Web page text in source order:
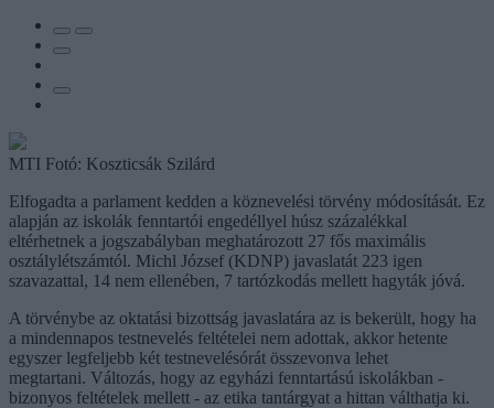
MTI Fotó: Koszticsák Szilárd
Elfogadta a parlament kedden a köznevelési törvény módosítását. Ez
alapján az iskolák fenntartói engedéllyel húsz százalékkal
eltérhetnek a jogszabályban meghatározott 27 fős maximális
osztálylétszámtól. Michl József (KDNP) javaslatát 223 igen
szavazattal, 14 nem ellenében, 7 tartózkodás mellett hagyták jóvá.
A törvénybe az oktatási bizottság javaslatára az is bekerült, hogy ha
a mindennapos testnevelés feltételei nem adottak, akkor hetente
egyszer legfeljebb két testnevelésórát összevonva lehet
megtartani. Változás, hogy az egyházi fenntartású iskolákban -
bizonyos feltételek mellett - az etika tantárgyat a hittan válthatja ki.